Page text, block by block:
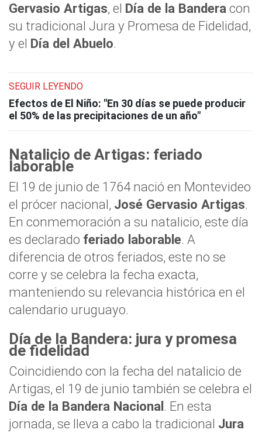
Gervasio Artigas, el Día de la Bandera con
su tradicional Jura y Promesa de Fidelidad,
y el Día del Abuelo.
SEGUIR LEYENDO
Efectos de El Niño: "En 30 días se puede producir
el 50% de las precipitaciones de un año"
Natalicio de Artigas: feriado
laborable
El 19 de junio de 1764 nació en Montevideo
el prócer nacional, José Gervasio Artigas.
En conmemoración a su natalicio, este día
es declarado feriado laborable. A
diferencia de otros feriados, este no se
corre y se celebra la fecha exacta,
manteniendo su relevancia histórica en el
calendario uruguayo.
Día de la Bandera: jura y promesa
de fidelidad
Coincidiendo con la fecha del natalicio de
Artigas, el 19 de junio también se celebra el
Día de la Bandera Nacional. En esta
jornada, se lleva a cabo la tradicional Jura